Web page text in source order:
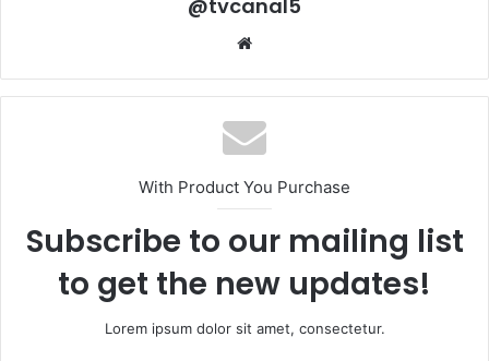
@tvcanal5
With Product You Purchase
Subscribe to our mailing list
to get the new updates!
Lorem ipsum dolor sit amet, consectetur.